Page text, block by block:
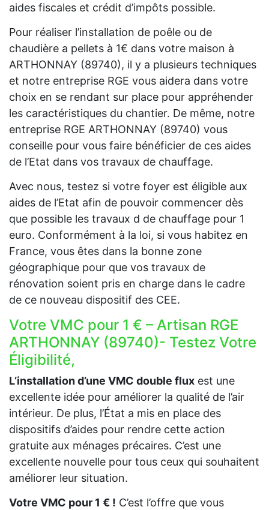
aides fiscales et crédit d’impôts possible.
Pour réaliser l’installation de poêle ou de
chaudière a pellets à 1€ dans votre maison à
ARTHONNAY (89740), il y a plusieurs techniques
et notre entreprise RGE vous aidera dans votre
choix en se rendant sur place pour appréhender
les caractéristiques du chantier. De même, notre
entreprise RGE ARTHONNAY (89740) vous
conseille pour vous faire bénéficier de ces aides
de l’Etat dans vos travaux de chauffage.
Avec nous, testez si votre foyer est éligible aux
aides de l’Etat afin de pouvoir commencer dès
que possible les travaux d de chauffage pour 1
euro. Conformément à la loi, si vous habitez en
France, vous êtes dans la bonne zone
géographique pour que vos travaux de
rénovation soient pris en charge dans le cadre
de ce nouveau dispositif des CEE.
Votre VMC pour 1 € – Artisan RGE
ARTHONNAY (89740)- Testez Votre
Éligibilité,
L’installation d’une VMC double flux est une
excellente idée pour améliorer la qualité de l’air
intérieur. De plus, l’État a mis en place des
dispositifs d’aides pour rendre cette action
gratuite aux ménages précaires. C’est une
excellente nouvelle pour tous ceux qui souhaitent
améliorer leur situation.
Votre VMC pour 1 € ! C’est l’offre que vous